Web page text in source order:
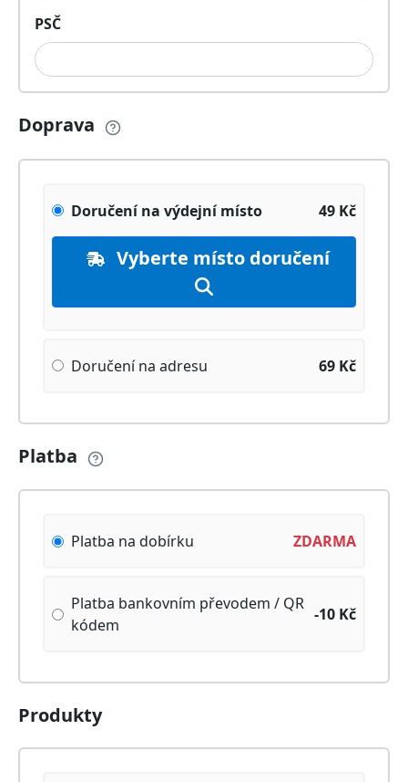
PSČ
Doprava
Doručení na výdejní místo 49 Kč
Vyberte místo doručení
Doručení na adresu 69 Kč
Platba
Platba na dobírku ZDARMA
Platba bankovním převodem / QR
kódem
-10 Kč
Produkty